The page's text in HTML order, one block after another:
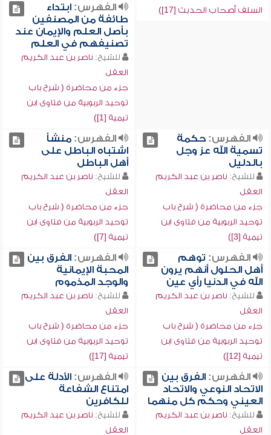
السلف أصحاب الحديث [17])
الفهرس:ابتداء
طائفة من المصنفين
بأصل العلم والإيمان عند
تصنيفهم في العلم
للشيخ: ناصر بن عبد الكريم
العقل
جزء من محاضرة ( شرح باب
توحيد الربوبية من فتاوى ابن
تيمية [1])
الفهرس:حكمة
تسمية الله عز وجل
بالدليل
للشيخ: ناصر بن عبد الكريم
العقل
جزء من محاضرة ( شرح باب
توحيد الربوبية من فتاوى ابن
تيمية [3])
الفهرس:منشأ
اشتباه الباطل على
أهل الباطل
للشيخ: ناصر بن عبد الكريم
العقل
جزء من محاضرة ( شرح باب
توحيد الربوبية من فتاوى ابن
تيمية [7])
الفهرس: توهم
أهل الحلول أنهم يرون
الله في الدنيا رأي عين
للشيخ: ناصر بن عبد الكريم
العقل
جزء من محاضرة ( شرح باب
توحيد الربوبية من فتاوى ابن
تيمية [12])
الفهرس:الفرق بين
المحبة الإيمانية
والوجد المذموم
للشيخ: ناصر بن عبد الكريم
العقل
جزء من محاضرة ( شرح باب
توحيد الربوبية من فتاوى ابن
تيمية [17])
الفهرس:الفرق بين
الاتحاد النوعي والاتحاد
العيني وحكم كل منهما
للشيخ: ناصر بن عبد الكريم
العقل
الفهرس:الأدلة على
امتناع الشفاعة
للكافرين
للشيخ: ناصر بن عبد الكريم
العقل